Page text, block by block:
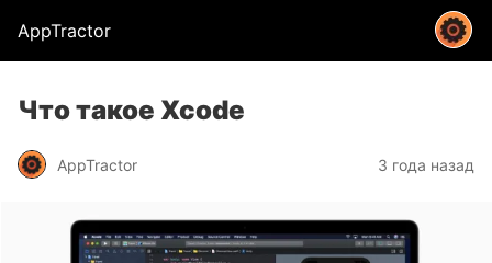
AppTractor
Что такое Xcode
AppTractor 3 года назад